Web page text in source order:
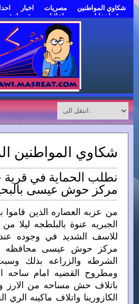
شكاوي المواطنين مصريات اخبار
موقع انتخابات مصر
اعلانات مبوبة مجانية
شكاوي المواطنين
نطلب الحماية في قرية
مركز حوش عيسى
من عزبه العصاره الذين قاموا
الجبريه عنوة بالبلطجه ليلا
للاسف الشديد في وجوده
مركز حوش عيسى محافظه
الشرطه والزراعه بذلك
ومطروح القضيه امام ساحه
باتلاف حش مساحه من الارز
الكازورينا واتلاف ماكينه الري